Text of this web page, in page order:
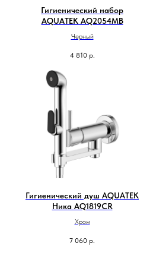
Гигиенический набор
AQUATEK AQ2054MB
Черный
4 810 р.
Гигиенический душ AQUATEK
Ника AQ1819CR
Хром
7 060 р.